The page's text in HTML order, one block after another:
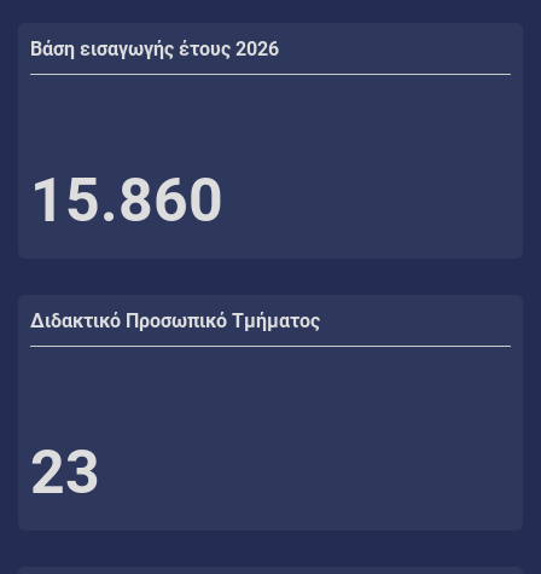
Βάση εισαγωγής έτους 2026
15.860
Διδακτικό Προσωπικό Τμήματος
23